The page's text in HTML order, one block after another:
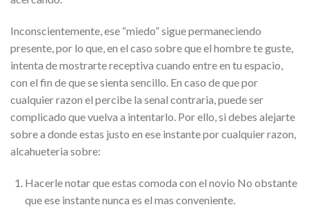
Inconscientemente, ese “miedo” sigue permaneciendo
presente, por lo que, en el caso sobre que el hombre te guste,
intenta de mostrarte receptiva cuando entre en tu espacio,
con el fin de que se sienta sencillo. En caso de que por
cualquier razon el percibe la senal contraria, puede ser
complicado que vuelva a intentarlo. Por ello, si debes alejarte
sobre a donde estas justo en ese instante por cualquier razon,
alcahueteria sobre:
Hacerle notar que estas comoda con el novio No obstante
que ese instante nunca es el mas conveniente.